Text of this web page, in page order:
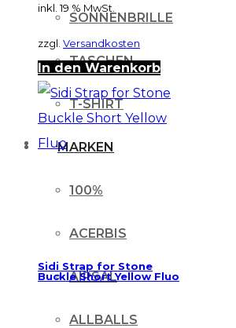
SONNENBRILLE
TASCHEN
T-SHIRT
MARKEN
100%
ACERBIS
AIRSAL
ALLBALLS
inkl. 19 % MwSt.
zzgl. Versandkosten
In den Warenkorb
Sidi Strap for Stone
Buckle Short Yellow Fluo